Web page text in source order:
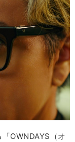
OWNDAYS（オ